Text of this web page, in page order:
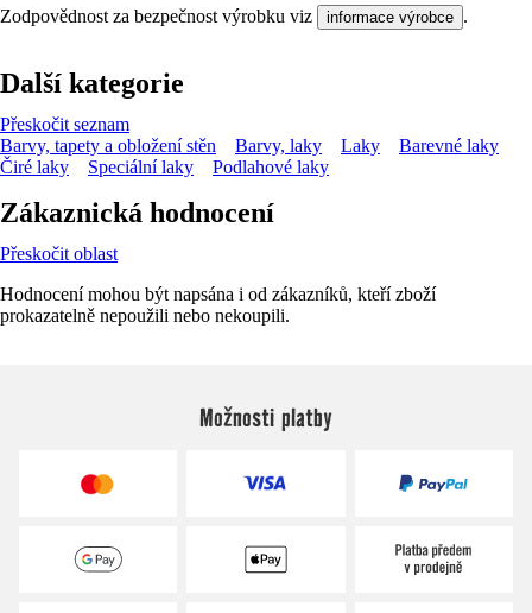
Zodpovědnost za bezpečnost výrobku viz informace výrobce .
Další kategorie
Přeskočit seznam
Barvy, tapety a obložení stěn
Barvy, laky Laky
Barevné laky
Čiré laky
Speciální laky Podlahové laky
Zákaznická hodnocení
Přeskočit oblast
Hodnocení mohou být napsána i od zákazníků, kteří zboží
prokazatelně nepoužili nebo nekoupili.
Možnosti platby